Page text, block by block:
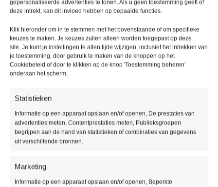
gepersonaliseerde advertenties te tonen. Als u geen toestemming geeft of
deze intrekt, kan dit invloed hebben op bepaalde functies.
Klik hieronder om in te stemmen met het bovenstaande of om specifieke
keuzes te maken. Je keuzes zullen alleen worden toegepast op deze
site. Je kunt je instellingen te allen tijde wijzigen, inclusief het intrekken van
je toestemming, door gebruik te maken van de knoppen op het
Cookiebeleid of door te klikken op de knop 'Toestemming beheren'
onderaan het scherm.
Statistieken
Informatie op een apparaat opslaan en/of openen, De prestaties van
advertenties meten, Contentprestaties meten, Publieksgroepen
begrijpen aan de hand van statistieken of combinaties van gegevens
uit verschillende bronnen.
Marketing
Informatie op een apparaat opslaan en/of openen, Beperkte
Milieu keurmerk:Eurofins, FloorScore, GreenGuard,
emissieklasse A+
Type / style:Visgraat
Aanvullende informatie
MERK Floer
Productomschrijving
Klassiek, warm en chique: de Floer Visgraat Click PVC –